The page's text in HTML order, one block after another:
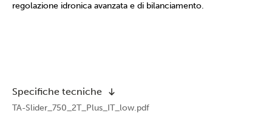
regolazione idronica avanzata e di bilanciamento.
Specifiche tecniche
TA-Slider_750_2T_Plus_IT_low.pdf